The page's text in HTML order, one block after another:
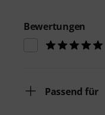
Bewertungen
Passend für